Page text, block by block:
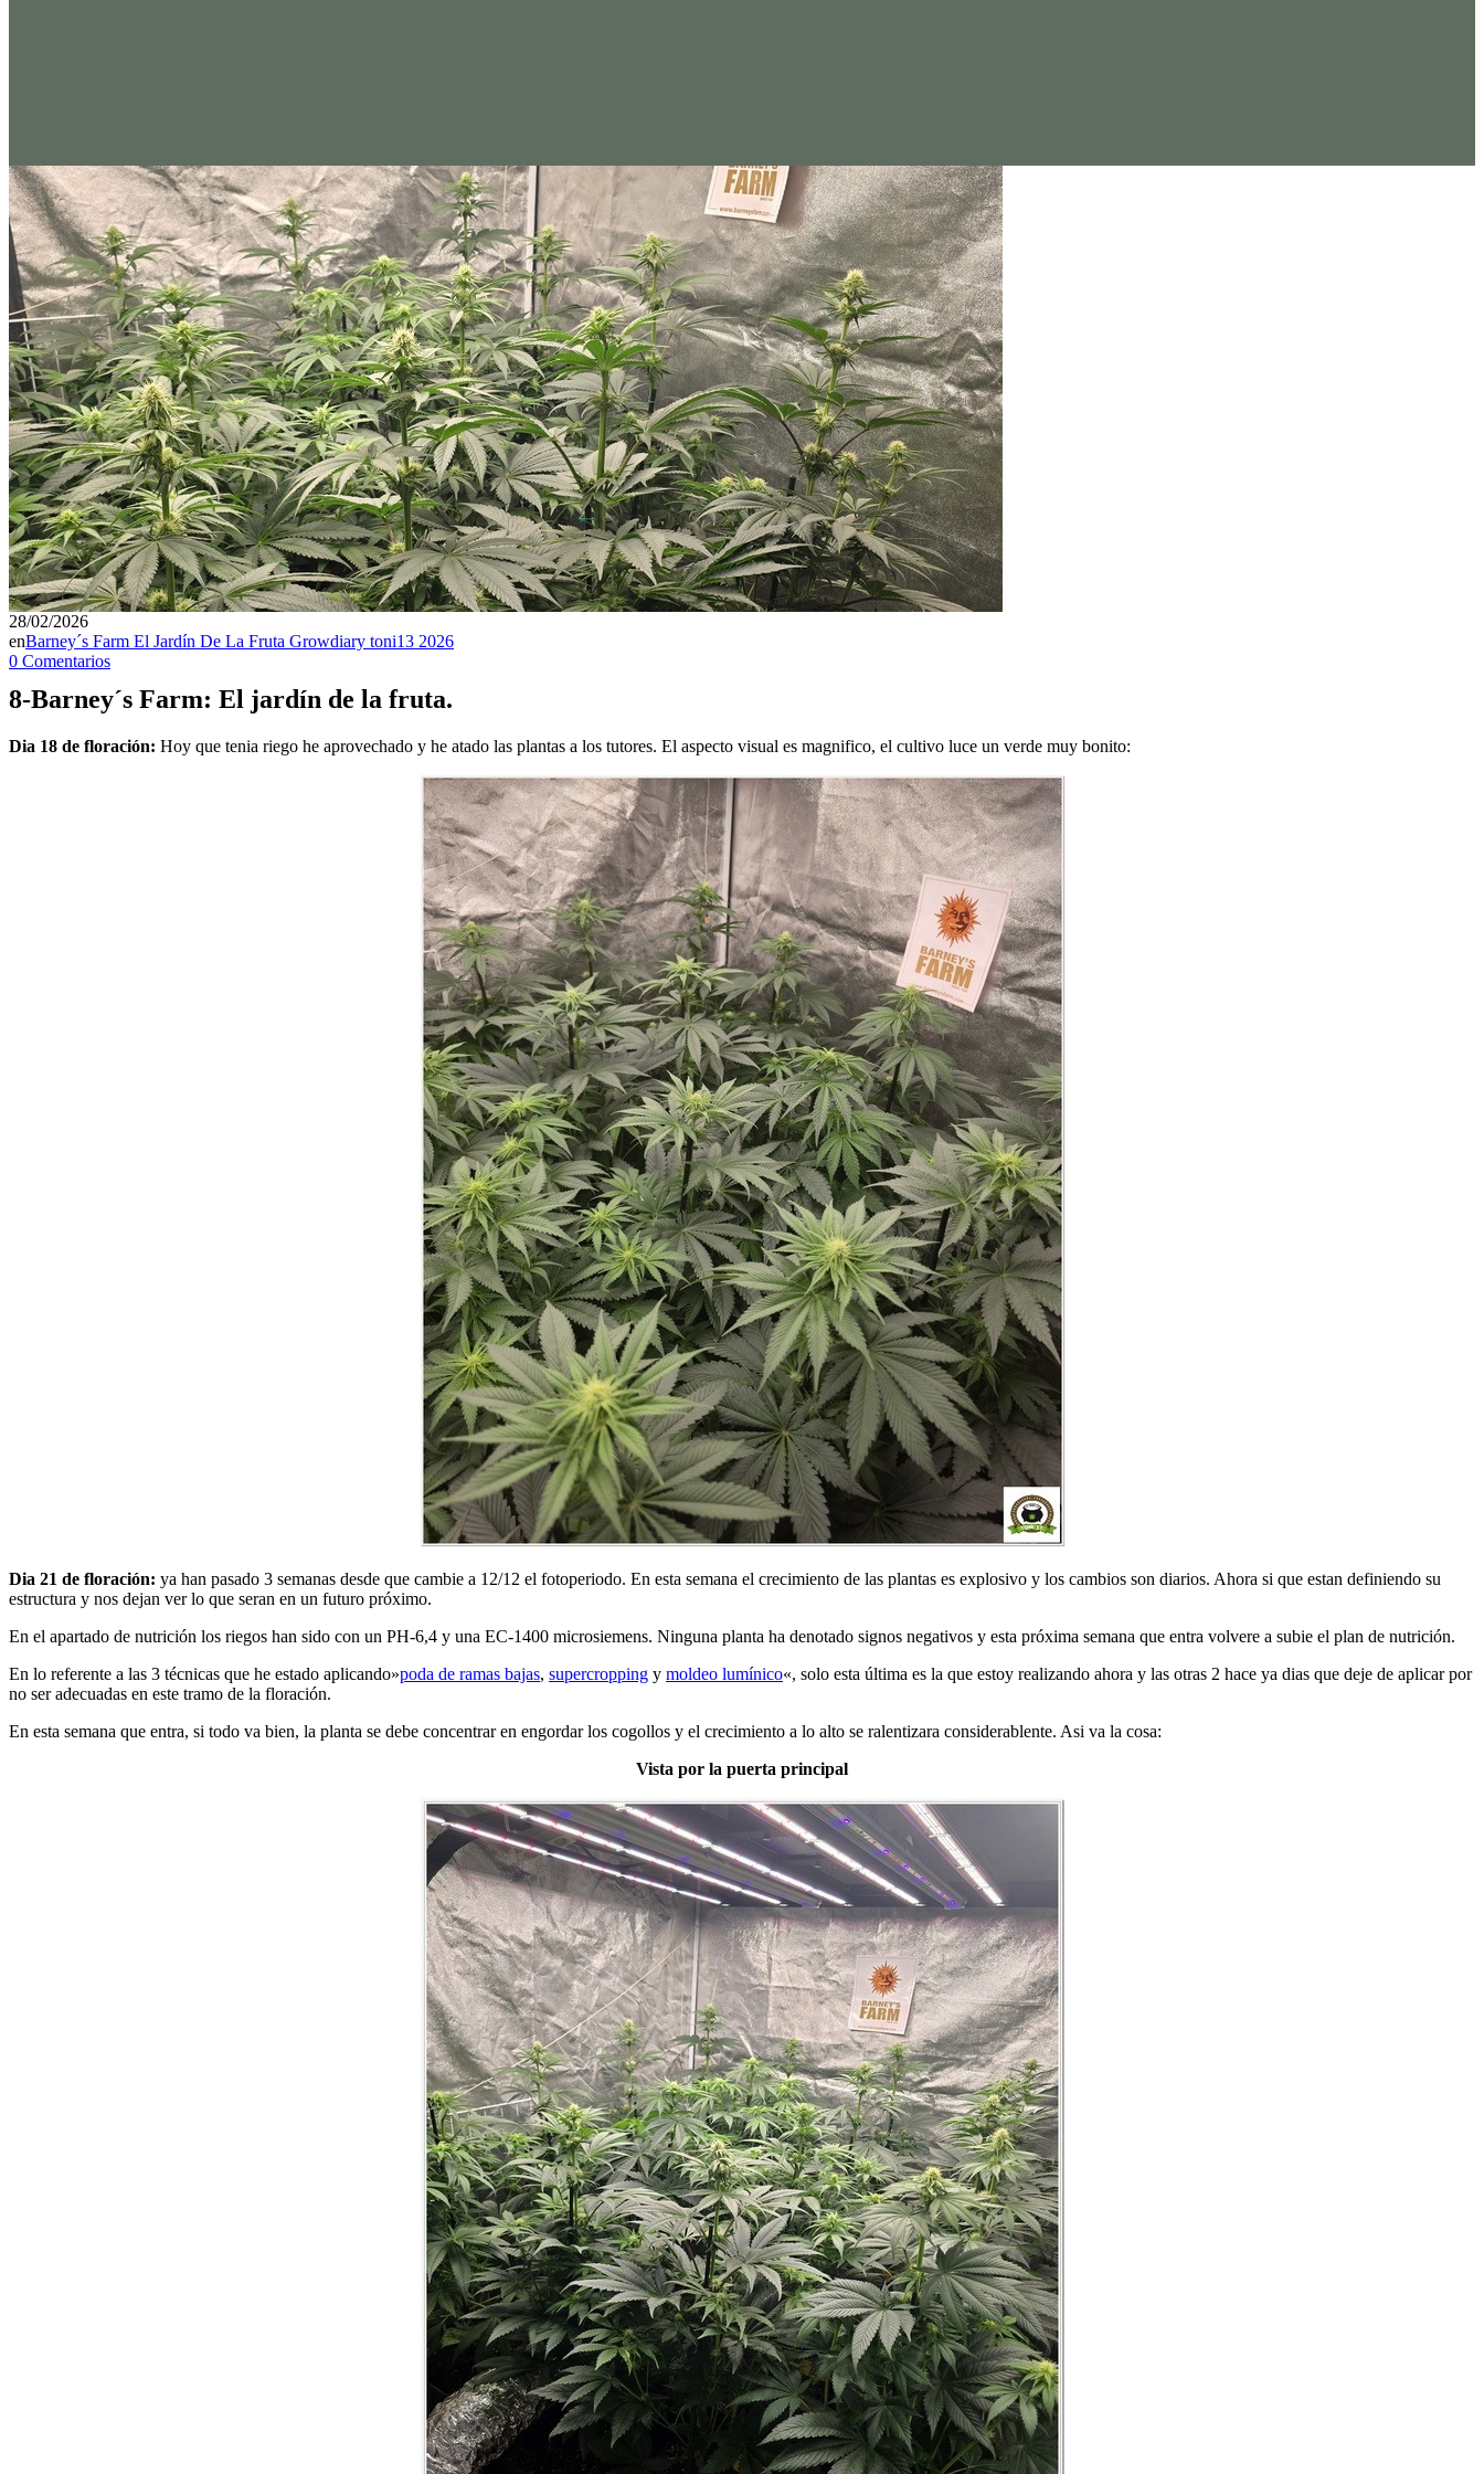
28/02/2026
enBarney´s Farm El Jardín De La Fruta Growdiary toni13 2026
0 Comentarios
8-Barney´s Farm: El jardín de la fruta.
Dia 18 de floración: Hoy que tenia riego he aprovechado y he atado las plantas a los tutores. El aspecto visual es magnifico, el cultivo luce un verde muy bonito:
Dia 21 de floración: ya han pasado 3 semanas desde que cambie a 12/12 el fotoperiodo. En esta semana el crecimiento de las plantas es explosivo y los cambios son diarios. Ahora si que estan definiendo su
estructura y nos dejan ver lo que seran en un futuro próximo.
En el apartado de nutrición los riegos han sido con un PH-6,4 y una EC-1400 microsiemens. Ninguna planta ha denotado signos negativos y esta próxima semana que entra volvere a subie el plan de nutrición.
En lo referente a las 3 técnicas que he estado aplicando»poda de ramas bajas, supercropping y moldeo lumínico«, solo esta última es la que estoy realizando ahora y las otras 2 hace ya dias que deje de aplicar por
no ser adecuadas en este tramo de la floración.
En esta semana que entra, si todo va bien, la planta se debe concentrar en engordar los cogollos y el crecimiento a lo alto se ralentizara considerablente. Asi va la cosa:
Vista por la puerta principal